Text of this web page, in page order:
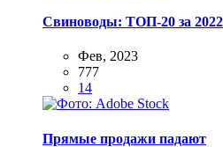
Свиноводы: ТОП-20 за 2022
Фев, 2023
777
14
Прямые продажи падают